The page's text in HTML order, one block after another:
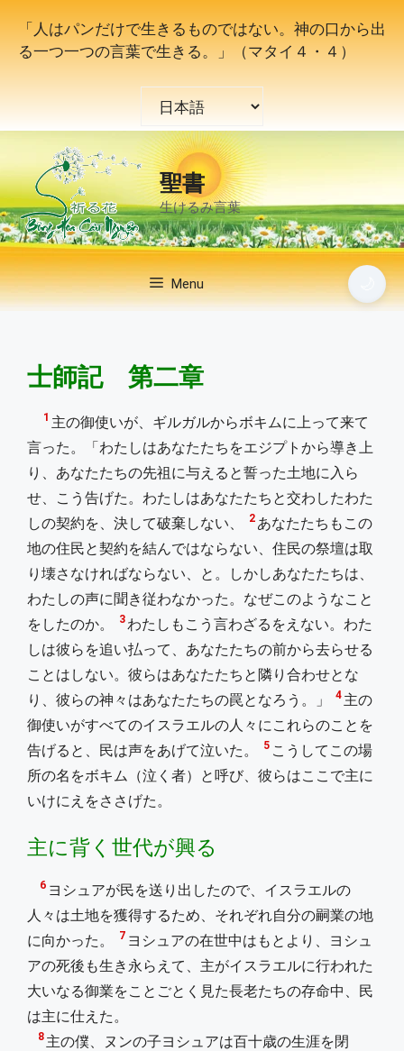
キ
ッ
プ
「人はパンだけで生きるものではない。神の口から出
る一つ一つの言葉で生きる。」（マタイ４・４）
を
選
択 聖書
生けるみ言葉
Menu
士師記 第二章
1 主の御使いが、ギルガルからボキムに上って来て
言った。「わたしはあなたたちをエジプトから導き上
り、あなたたちの先祖に与えると誓った土地に入ら
せ、こう告げた。わたしはあなたたちと交わしたわた
しの契約を、決して破棄しない、
2 あなたたちもこの
地の住民と契約を結んではならない、住民の祭壇は取
り壊さなければならない、と。しかしあなたたちは、
わたしの声に聞き従わなかった。なぜこのようなこと
をしたのか。
3 わたしもこう言わざるをえない。わた
しは彼らを追い払って、あなたたちの前から去らせる
ことはしない。彼らはあなたたちと隣り合わせとな
り、彼らの神々はあなたたちの罠となろう。」
4 主の
御使いがすべてのイスラエルの人々にこれらのことを
告げると、民は声をあげて泣いた。
5 こうしてこの場
所の名をボキム（泣く者）と呼び、彼らはここで主に
いけにえをささげた。
主に背く世代が興る
6 ヨシュアが民を送り出したので、イスラエルの
人々は土地を獲得するため、それぞれ自分の嗣業の地
に向かった。
7 ヨシュアの在世中はもとより、ヨシュ
アの死後も生き永らえて、主がイスラエルに行われた
大いなる御業をことごとく見た長老たちの存命中、民
は主に仕えた。
8 主の僕、ヌンの子ヨシュアは百十歳の生涯を閉